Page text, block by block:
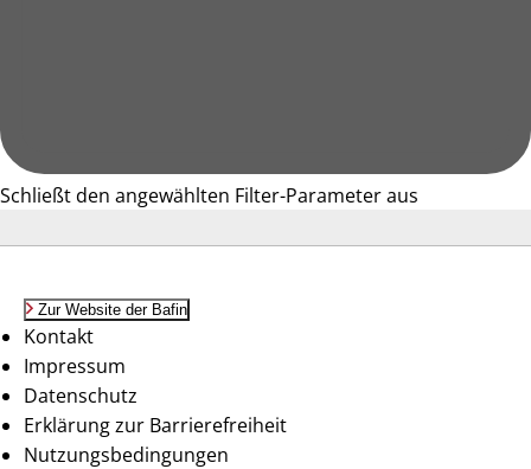
Schließt den angewählten Filter-Parameter aus
Zur Website der Bafin
Kontakt
Impressum
Datenschutz
Erklärung zur Barrierefreiheit
Nutzungsbedingungen